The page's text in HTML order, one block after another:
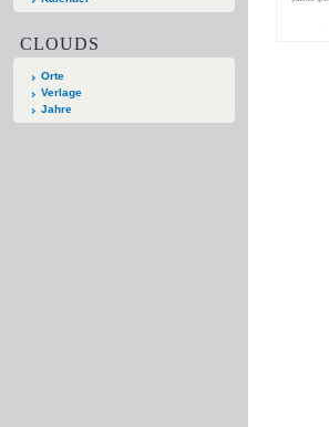
CLOUDS
Orte
Verlage
Jahre